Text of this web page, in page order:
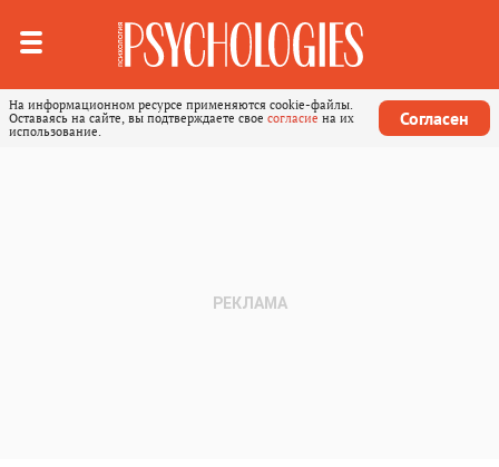
На информационном ресурсе применяются cookie-файлы.
Оставаясь на сайте, вы подтверждаете свое согласие на их
использование.
Согласен